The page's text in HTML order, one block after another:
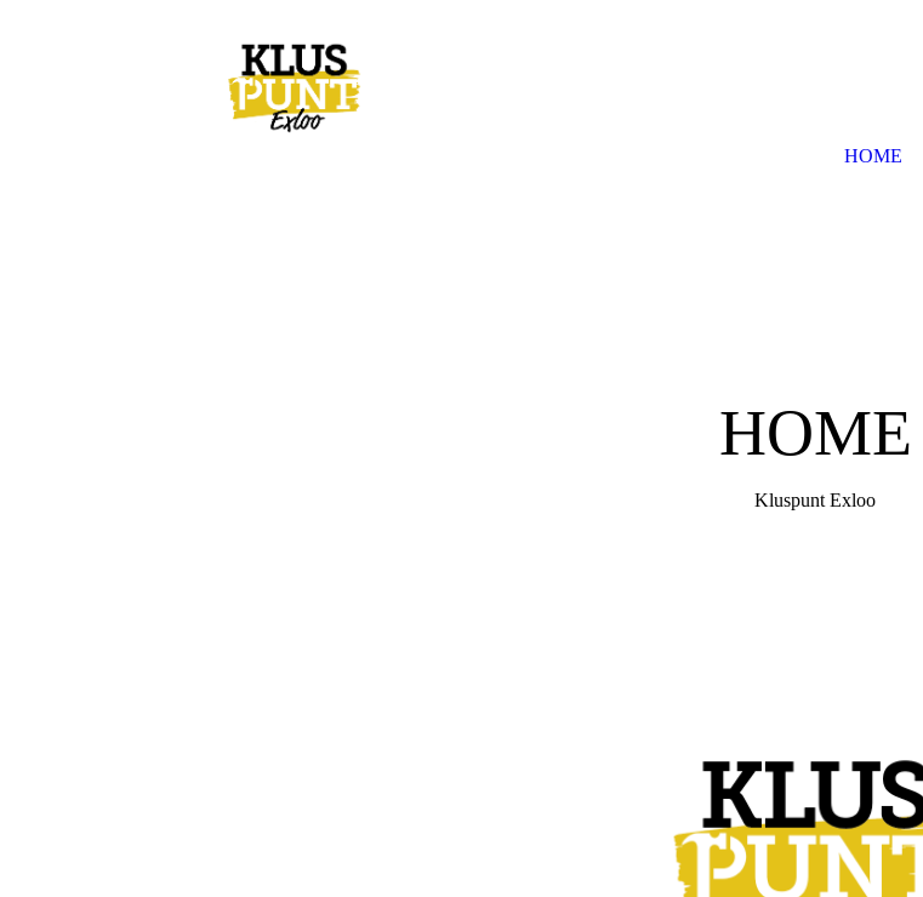
HOME
Kluspunt Exloo
HOME